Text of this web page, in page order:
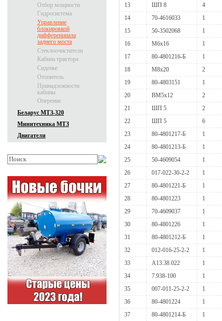
13
ШП 8
4
14
70-4616033
1
15
50-3502068
1
16
М6х16
1
17
80-4801216-Б
1
18
М8х20
2
19
80-4803151
1
20
ВМ5х12
2
21
ШП 5
2
22
ШП 5
6
23
80-4801217-Б
1
24
80-4801213-Б
1
25
50-4609054
1
26
017-022-30-2-2
1
27
80-4801221-Б
1
28
80-4801223
1
29
70-4609037
1
30
80-4801226
1
31
80-4801212-Б
1
32
012-016-25-2-2
1
33
А13.38.022
1
34
7.938-100
1
35
007-011-25-2-2
1
36
80-4801224
1
37
80-4801214-Б 1
Отбор мощности
Гидросистема
Управление
блокировкой
дифференциала
заднего моста
Стеклоочистители
Кабина трактора
Сиденье
Отопитель
Принадлежности
кабины
Оперение
Беларус МТЗ-320
Минитехника МТЗ
Двигатели